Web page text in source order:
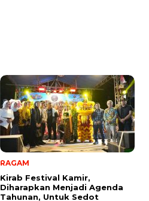
RAGAM
Kirab Festival Kamir,
Diharapkan Menjadi Agenda
Tahunan, Untuk Sedot